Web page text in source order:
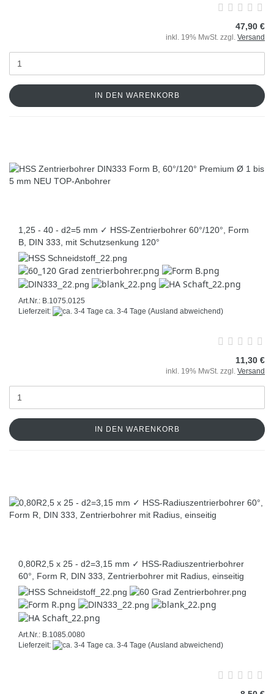
47,90 €
inkl. 19% MwSt. zzgl. Versand
IN DEN WARENKORB
1,25 - 40 - d2=5 mm ✓ HSS-Zentrierbohrer 60°/120°, Form
B, DIN 333, mit Schutzsenkung 120°
Art.Nr.: B.1075.0125
Lieferzeit:
ca. 3-4 Tage (Ausland abweichend)
11,30 €
inkl. 19% MwSt. zzgl. Versand
IN DEN WARENKORB
0,80R2,5 x 25 - d2=3,15 mm ✓ HSS-Radiuszentrierbohrer
60°, Form R, DIN 333, Zentrierbohrer mit Radius, einseitig
Art.Nr.: B.1085.0080
Lieferzeit:
ca. 3-4 Tage (Ausland abweichend)